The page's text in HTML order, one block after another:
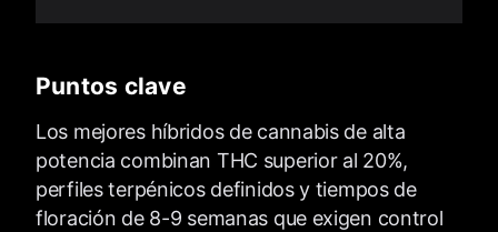
Puntos clave
Los mejores híbridos de cannabis de alta
potencia combinan THC superior al 20%,
perfiles terpénicos definidos y tiempos de
floración de 8-9 semanas que exigen control